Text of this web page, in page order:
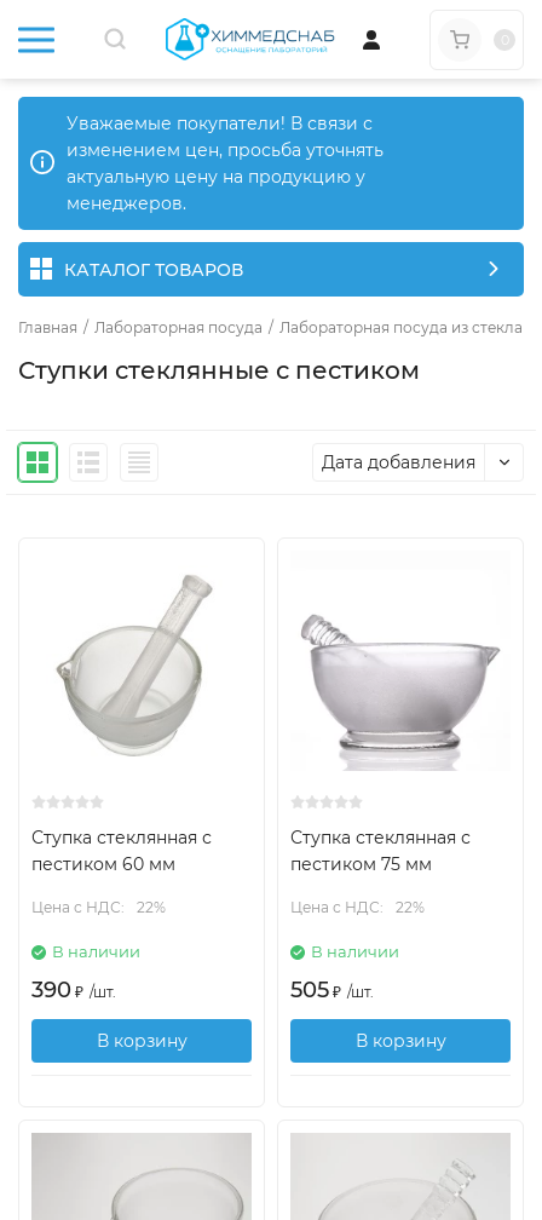
Уважаемые покупатели! В связи с
изменением цен, просьба уточнять
актуальную цену на продукцию у
менеджеров.
КАТАЛОГ ТОВАРОВ
Главная / Лабораторная посуда / Лабораторная посуда из стекла
Ступки стеклянные с пестиком
Дата добавления
Ступка стеклянная с
пестиком 60 мм
Цена с НДС: 22%
В наличии
390 ₽ /шт.
В корзину
Ступка стеклянная с
пестиком 75 мм
Цена с НДС: 22%
В наличии
505 ₽ /шт.
В корзину